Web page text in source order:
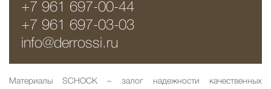
+7 961 697-00-44
+7 961 697-03-03
info@derrossi.ru
Материалы SCHOCK
– залог надежности качественных